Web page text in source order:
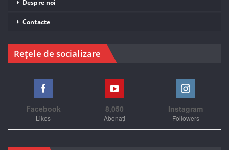
Despre noi
Contacte
Rețele de socializare
Facebook
Likes
8,050
Abonați
Instagram
Followers